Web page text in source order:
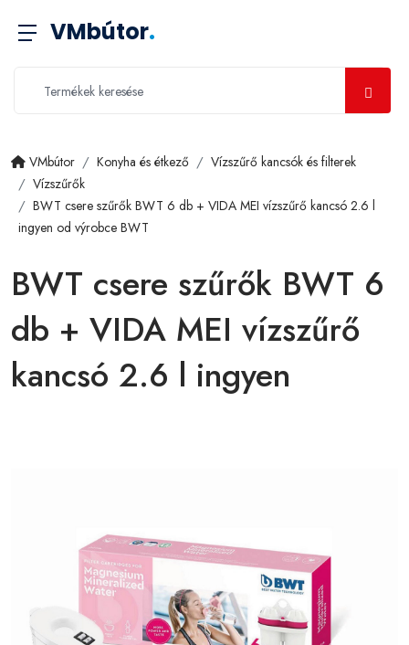
VMbútor.
VMbútor Konyha és étkező
Vízszűrő kancsók és filterek
Vízszűrők
BWT csere szűrők BWT 6 db + VIDA MEI vízszűrő kancsó 2.6 l
ingyen od výrobce BWT
BWT csere szűrők BWT 6
db + VIDA MEI vízszűrő
kancsó 2.6 l ingyen